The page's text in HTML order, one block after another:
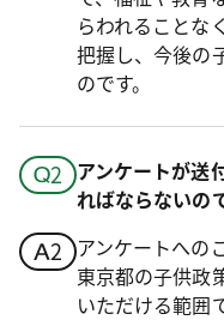
らわれることな
把握し、今後の
のです。
アンケートが送
ればならないの
アンケートへの
東京都の子供政
いただける範囲